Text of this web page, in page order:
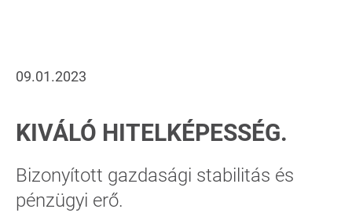
09.01.2023
KIVÁLÓ HITELKÉPESSÉG.
Bizonyított gazdasági stabilitás és
pénzügyi erő.